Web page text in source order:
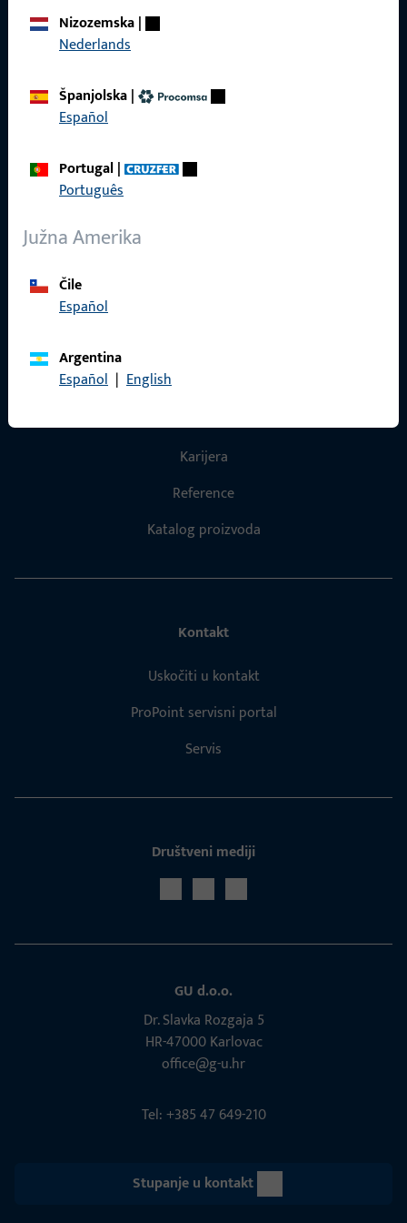
Nazovite nas
Nizozemska|
Nederlands
Španjolska|
Español
Portugal|
Português
Južna Amerika
Čile
Español
Argentina
Español | English
Pravne informacije
Opći uvjeti poslovanja
Karijera
Reference
Katalog proizvoda
Kontakt
Uskočiti u kontakt
ProPoint servisni portal
Servis
Društveni mediji
GU d.o.o.
Dr. Slavka Rozgaja 5
HR-47000 Karlovac
office@g-u.hr
Tel: +385 47 649-210
Stupanje u kontakt